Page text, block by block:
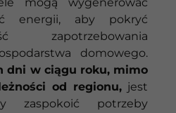
mogą wygenerować
energii, aby pokryć
zapotrzebowania
domowego.
dni w ciągu roku, mimo
od regionu, jest
zaspokoić potrzeby